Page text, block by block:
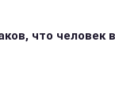
что человек